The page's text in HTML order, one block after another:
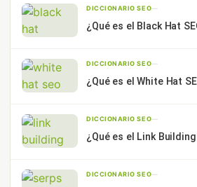
DICCIONARIO SEO—
¿Qué es el Black Hat
DICCIONARIO SEO—
¿Qué es el White Hat
DICCIONARIO SEO—
¿Qué es el Link
DICCIONARIO SEO—